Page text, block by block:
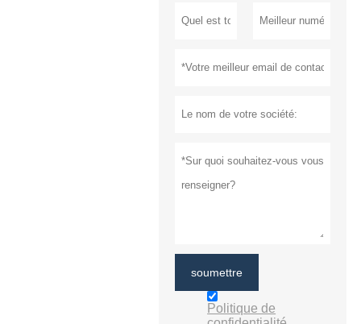
soumettre
Politique de